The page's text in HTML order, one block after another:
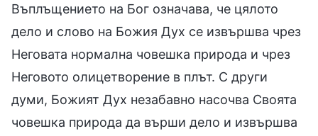
Въплъщението на Бог означава, че цялото
дело и слово на Божия Дух се извършва чрез
Неговата нормална човешка природа и чрез
Неговото олицетворение в плът. С други
думи, Божият Дух незабавно насочва Своята
човешка природа да върши дело и извършва